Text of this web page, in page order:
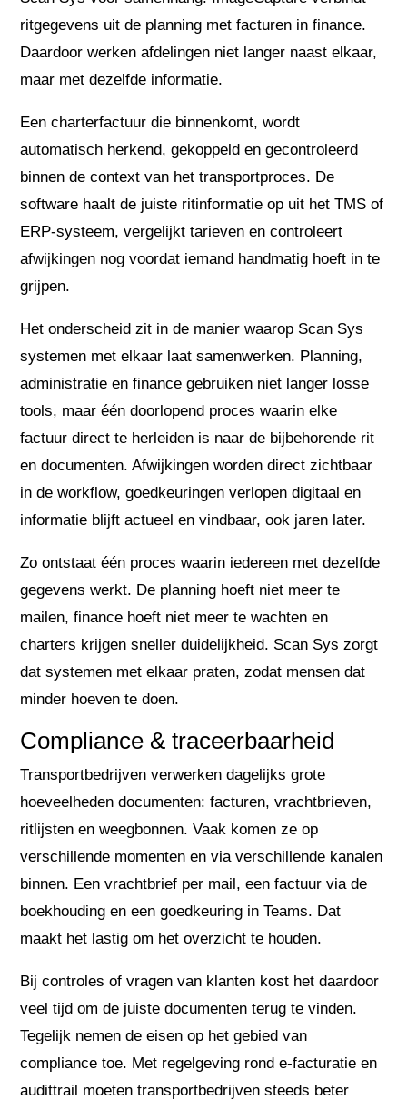
ritgegevens uit de planning met facturen in finance.
Daardoor werken afdelingen niet langer naast elkaar,
maar met dezelfde informatie.
Een charterfactuur die binnenkomt, wordt
automatisch herkend, gekoppeld en gecontroleerd
binnen de context van het transportproces. De
software haalt de juiste ritinformatie op uit het TMS of
ERP-systeem, vergelijkt tarieven en controleert
afwijkingen nog voordat iemand handmatig hoeft in te
grijpen.
Het onderscheid zit in de manier waarop Scan Sys
systemen met elkaar laat samenwerken. Planning,
administratie en finance gebruiken niet langer losse
tools, maar één doorlopend proces waarin elke
factuur direct te herleiden is naar de bijbehorende rit
en documenten. Afwijkingen worden direct zichtbaar
in de workflow, goedkeuringen verlopen digitaal en
informatie blijft actueel en vindbaar, ook jaren later.
Zo ontstaat één proces waarin iedereen met dezelfde
gegevens werkt. De planning hoeft niet meer te
mailen, finance hoeft niet meer te wachten en
charters krijgen sneller duidelijkheid. Scan Sys zorgt
dat systemen met elkaar praten, zodat mensen dat
minder hoeven te doen.
Compliance & traceerbaarheid
Transportbedrijven verwerken dagelijks grote
hoeveelheden documenten: facturen, vrachtbrieven,
ritlijsten en weegbonnen. Vaak komen ze op
verschillende momenten en via verschillende kanalen
binnen. Een vrachtbrief per mail, een factuur via de
boekhouding en een goedkeuring in Teams. Dat
maakt het lastig om het overzicht te houden.
Bij controles of vragen van klanten kost het daardoor
veel tijd om de juiste documenten terug te vinden.
Tegelijk nemen de eisen op het gebied van
compliance toe. Met regelgeving rond e-facturatie en
audittrail moeten transportbedrijven steeds beter